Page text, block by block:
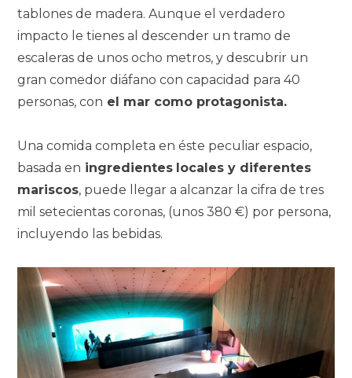
tablones de madera. Aunque el verdadero
impacto le tienes al descender un tramo de
escaleras de unos ocho metros, y descubrir un
gran comedor diáfano con capacidad para 40
personas, con el mar como protagonista.
Una comida completa en éste peculiar espacio,
basada en ingredientes locales y diferentes
mariscos, puede llegar a alcanzar la cifra de tres
mil setecientas coronas, (unos 380 €) por persona,
incluyendo las bebidas.